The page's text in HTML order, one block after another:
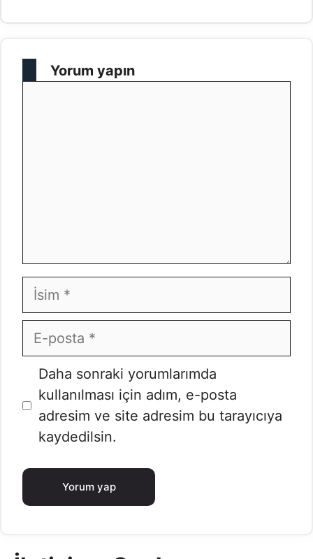
Yorum yapın
İsim
E-
posta
İnternet
sitesi
Daha sonraki yorumlarımda
kullanılması için adım, e-posta
adresim ve site adresim bu tarayıcıya
kaydedilsin.